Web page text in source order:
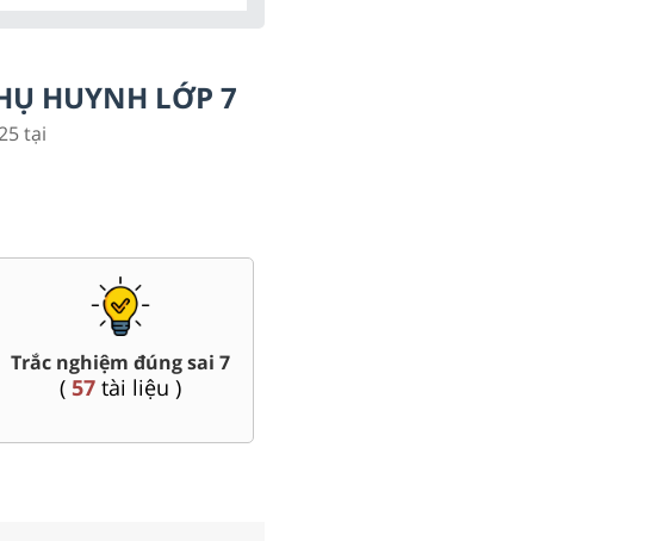
HUYNH LỚP 7
tại
Trắc nghiệm đúng sai 7
( 57tài liệu )